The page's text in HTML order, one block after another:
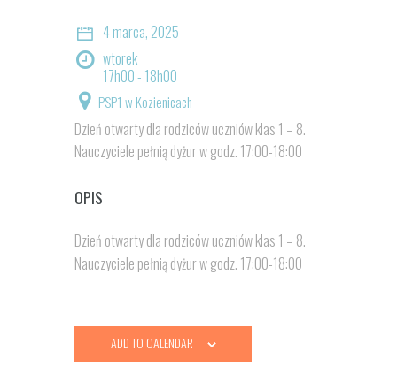
4 marca, 2025
wtorek
17h00 - 18h00
PSP1 w Kozienicach
Dzień otwarty dla rodziców uczniów klas 1 – 8.
Nauczyciele pełnią dyżur w godz. 17:00-18:00
OPIS
Dzień otwarty dla rodziców uczniów klas 1 – 8.
Nauczyciele pełnią dyżur w godz. 17:00-18:00
ADD TO CALENDAR